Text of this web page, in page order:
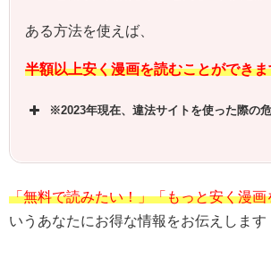
ある方法を使えば、
半額以上安く漫画を読むことができま
※2023年現在、違法サイトを使った際の
「無料で読みたい！」「もっと安く漫画
いうあなたにお得な情報をお伝えします